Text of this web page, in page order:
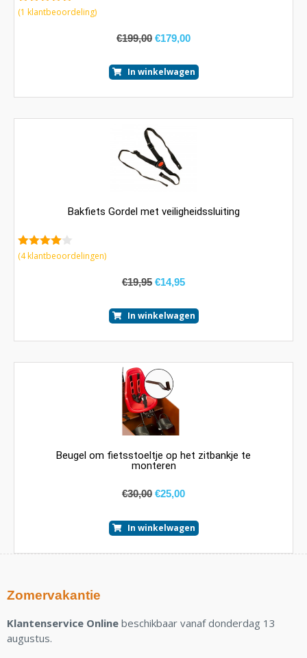
5.00van 5
(1 klantbeoordeling)
€199,00 €179,00
In winkelwagen
Bakfiets Gordel met veiligheidssluiting
4.25van
(4klantbeoordelingen)
€19,95 €14,95
In winkelwagen
Beugel om fietsstoeltje op het zitbankje te
monteren
€30,00 €25,00
In winkelwagen
Zomervakantie
Klantenservice Online beschikbaar vanaf donderdag 13
augustus.